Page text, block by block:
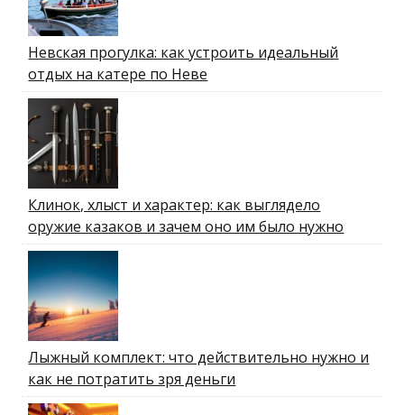
Невская прогулка: как устроить идеальный
отдых на катере по Неве
Клинок, хлыст и характер: как выглядело
оружие казаков и зачем оно им было нужно
Лыжный комплект: что действительно нужно и
как не потратить зря деньги